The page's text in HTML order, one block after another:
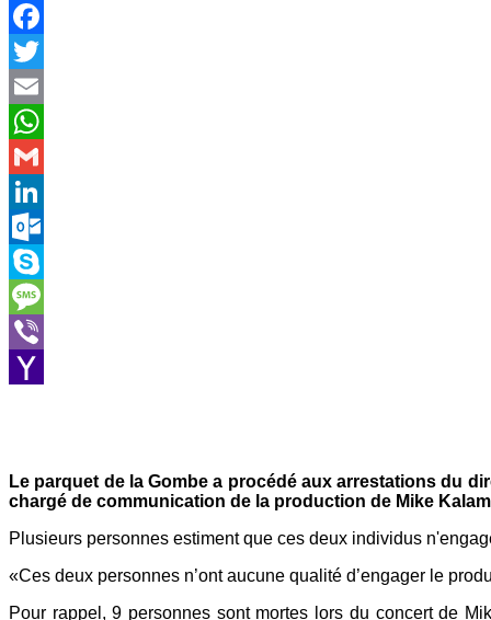
Facebook
Twitter
Email
WhatsApp
Gmail
LinkedIn
Outlook.com
Skype
Message
Viber
Le parquet de la Gombe a procédé aux arrestations du
chargé de communication de la production de Mike
Plusieurs personnes estiment que ces deux individus
«Ces deux personnes n’ont aucune qualité d’engager le
Pour rappel, 9 personnes sont mortes lors du concert de